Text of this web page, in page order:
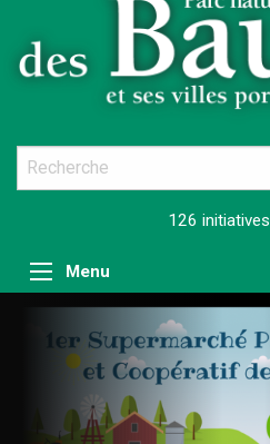
126 initiatives
Menu